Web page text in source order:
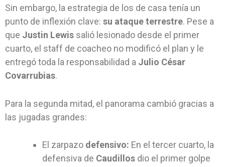
Sin embargo, la estrategia de los de casa tenía un
punto de inflexión clave: su ataque terrestre. Pese a
que Justin Lewis salió lesionado desde el primer
cuarto, el staff de coacheo no modificó el plan y le
entregó toda la responsabilidad a Julio César
Covarrubias.
Para la segunda mitad, el panorama cambió gracias a
las jugadas grandes:
El zarpazo defensivo: En el tercer cuarto, la
defensiva de Caudillos dio el primer golpe